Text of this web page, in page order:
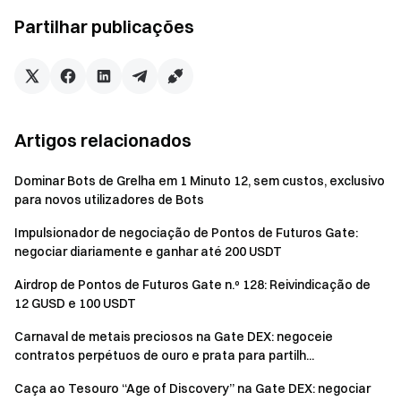
Função principal: os pontos determinam diretamente
eventos por tempo limitado. Quanto mais pontos, mais
Cálculo do saldo: é efetuada uma captura diária dos
(calculados em valor USD). Se a sua conta estiver em
modo de Conta Unificada (Margem de Moeda Única,
Margem Cruzada ou Margem de Carteira), a captura
utilizará os saldos de USDT e BTC na Conta Spot sob a
atribuídos pontos fixos com base no escalão
correspondente.
Conversão instantânea, mais rápida que o mercado
montante
Partilhar publicações
Artigos relacionados
Dominar Bots de Grelha em 1 Minuto 12, sem custos, exclusivo
para novos utilizadores de Bots
Impulsionador de negociação de Pontos de Futuros Gate:
negociar diariamente e ganhar até 200 USDT
Airdrop de Pontos de Futuros Gate n.º 128: Reivindicação de
12 GUSD e 100 USDT
Carnaval de metais preciosos na Gate DEX: negoceie
contratos perpétuos de ouro e prata para partilh...
Caça ao Tesouro “Age of Discovery” na Gate DEX: negociar